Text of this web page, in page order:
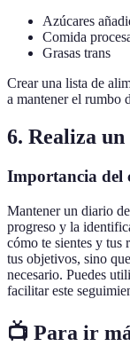
Azúcares
Comida
Grasas trans
Crear una lista de
a mantener el rumbo
6. Realiza
Importancia del
Mantener un diario
progreso y la
cómo te sientes y tus
tus objetivos, sino
necesario. Puedes
facilitar este
📺 Para ir